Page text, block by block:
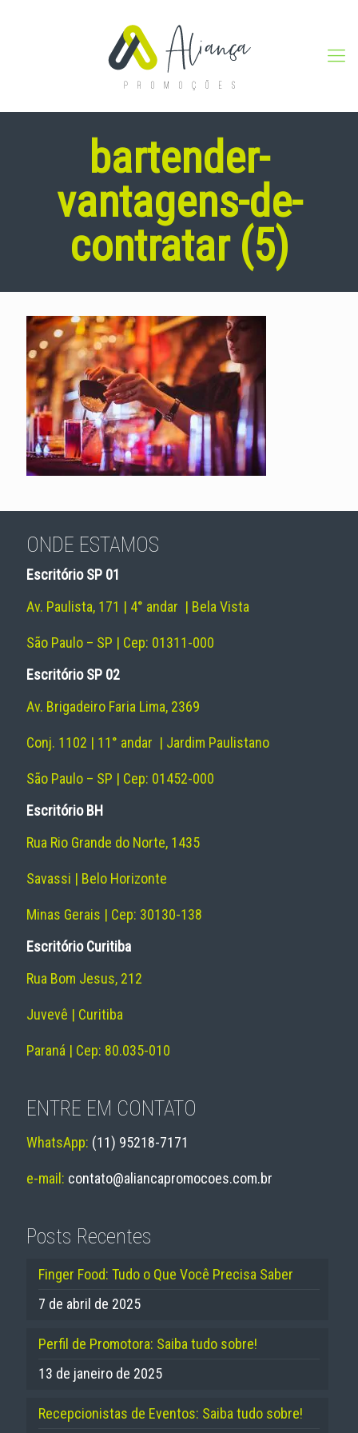
bartender-
vantagens-de-
contratar (5)
ONDE ESTAMOS
Escritório SP 01
Av. Paulista, 171 | 4° andar | Bela Vista
São Paulo – SP | Cep: 01311-000
Escritório SP 02
Av. Brigadeiro Faria Lima, 2369
Conj. 1102 | 11° andar | Jardim Paulistano
São Paulo – SP | Cep: 01452-000
Escritório BH
Rua Rio Grande do Norte, 1435
Savassi | Belo Horizonte
Minas Gerais | Cep: 30130-138
Escritório Curitiba
Rua Bom Jesus, 212
Juvevê | Curitiba
Paraná | Cep: 80.035-010
ENTRE EM CONTATO
WhatsApp: (11) 95218-7171
e-mail: contato@aliancapromocoes.com.br
Posts Recentes
Finger Food: Tudo o Que Você Precisa Saber
7 de abril de 2025
Perfil de Promotora: Saiba tudo sobre!
13 de janeiro de 2025
Recepcionistas de Eventos: Saiba tudo sobre!